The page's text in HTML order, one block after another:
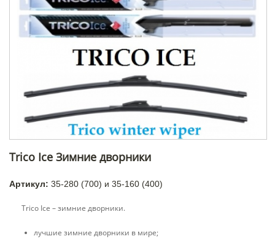
Trico Ice Зимние дворники
Артикул: 35-280 (700) и 35-160 (400)
Trico Ice – зимние дворники.
лучшие зимние дворники в мире;